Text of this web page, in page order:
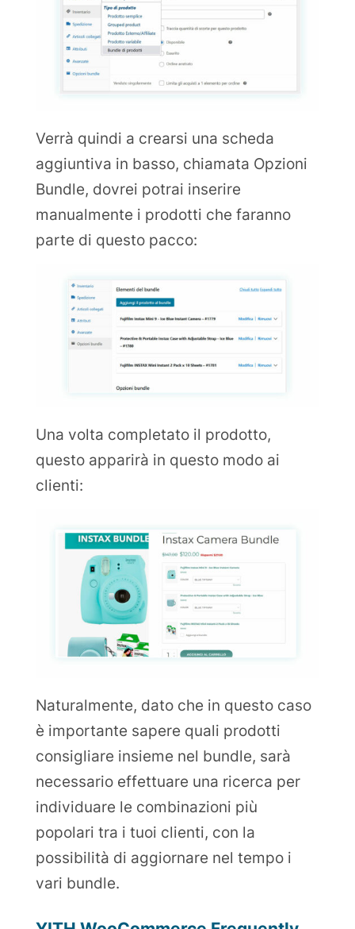
Verrà quindi a crearsi una scheda
aggiuntiva in basso, chiamata Opzioni
Bundle, dovrei potrai inserire
manualmente i prodotti che faranno
parte di questo pacco:
Una volta completato il prodotto,
questo apparirà in questo modo ai
clienti:
Naturalmente, dato che in questo caso
è importante sapere quali prodotti
consigliare insieme nel bundle, sarà
necessario effettuare una ricerca per
individuare le combinazioni più
popolari tra i tuoi clienti, con la
possibilità di aggiornare nel tempo i
vari bundle.